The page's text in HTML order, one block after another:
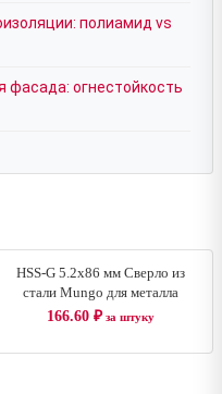
полиамид vs
огнестойкость
HSS-G 5.2x86 мм Сверло из
стали Mungo для металла
166.60 ₽за штуку